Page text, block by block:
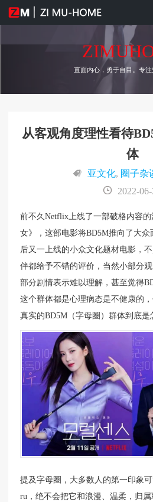
直面内心，勇于自目。专注
从客观角度理性看待
体
亚文化, 圈子杂
2022-
前不久Netflix上线了一部破格内容
女》，这部电影将BD5M推向了大众
后又一上线的小众文化题材电影，
伴都给予不错的评价，当然小部分
部分剧情表示难以理解，甚至觉得
这个群体都是心理病态是不健康的
真实的BD5M（字母圈）群体到底是
提及字母圈，大多数人的第一印象
ru，绝不会把它和浪漫、温柔，归属